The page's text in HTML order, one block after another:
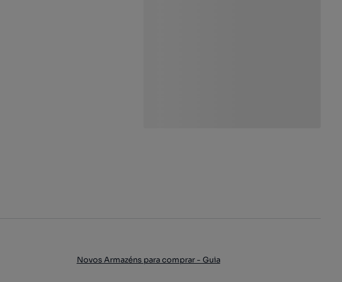
Novos Armazéns para comprar - Guia